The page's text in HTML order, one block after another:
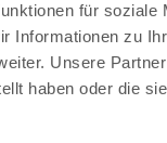
für soziale
Informationen zu
Unsere
haben oder die